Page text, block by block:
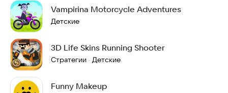
Vampirina Motorcycle Adventures
Детские
3D Life Skins Running Shooter
Стратегии · Детские
Funny Makeup